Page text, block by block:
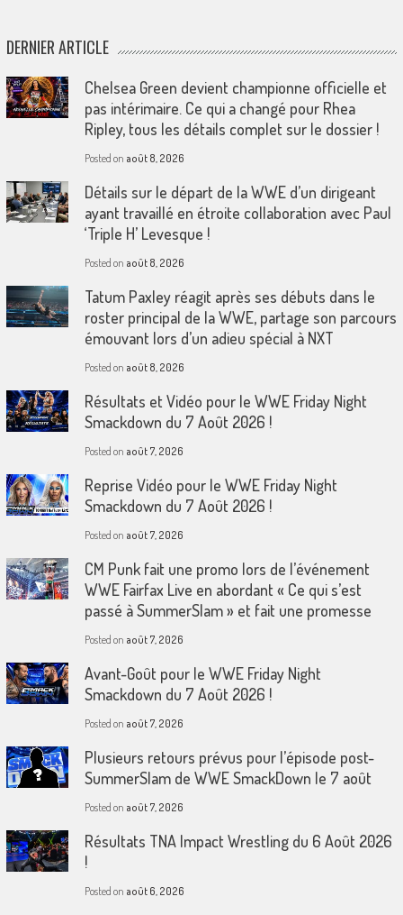
DERNIER ARTICLE
Chelsea Green devient championne officielle et
pas intérimaire. Ce qui a changé pour Rhea
Ripley, tous les détails complet sur le dossier !
Posted on août 8, 2026
Détails sur le départ de la WWE d’un dirigeant
ayant travaillé en étroite collaboration avec Paul
‘Triple H’ Levesque !
Posted on août 8, 2026
Tatum Paxley réagit après ses débuts dans le
roster principal de la WWE, partage son parcours
émouvant lors d’un adieu spécial à NXT
Posted on août 8, 2026
Résultats et Vidéo pour le WWE Friday Night
Smackdown du 7 Août 2026 !
Posted on août 7, 2026
Reprise Vidéo pour le WWE Friday Night
Smackdown du 7 Août 2026 !
Posted on août 7, 2026
CM Punk fait une promo lors de l’événement
WWE Fairfax Live en abordant « Ce qui s’est
passé à SummerSlam » et fait une promesse
Posted on août 7, 2026
Avant-Goût pour le WWE Friday Night
Smackdown du 7 Août 2026 !
Posted on août 7, 2026
Plusieurs retours prévus pour l’épisode post-
SummerSlam de WWE SmackDown le 7 août
Posted on août 7, 2026
Résultats TNA Impact Wrestling du 6 Août 2026
!
Posted on août 6, 2026